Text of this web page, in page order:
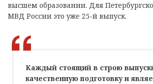
высшем образовании. Для
МВД России это уже 25-й выпуск.
Каждый стоящий в строю
качественную подготовку и